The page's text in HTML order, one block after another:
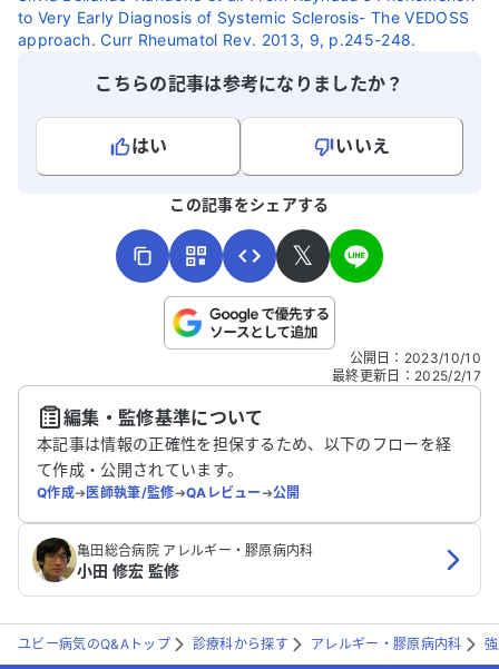
to Very Early Diagnosis of Systemic Sclerosis- The VEDOSS
approach. Curr Rheumatol Rev. 2013, 9, p.245-248.
こちらの記事は参考になりましたか？
はい
いいえ
こちらは送信専用のフォームです。氏名やご自身の病気の詳細な
送信する
この記事をシェアする
𝕏
公開日 ： 2023/10/10
最終更新日 ： 2025/2/17
編集・監修基準について
本記事は情報の正確性を担保するため、以下のフローを経
て作成・公開されています。
Q作成➔医師執筆/監修➔QAレビュー➔公開
亀田総合病院 アレルギー・膠原病内科
小田 修宏 監修
ユビー病気のQ&Aトップ 診療科から探す アレルギー・膠原病内科